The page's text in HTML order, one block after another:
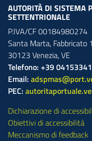
AUTORITÀ DI SISTEMA
SETTENTRIONALE
P.IVA/CF 00184980274
Santa Marta, Fabbricato
30123 Venezia,VE
Telefono: +39
Email:
PEC:
Dichiarazione di
Obiettivi di accessibilità
Meccanismo di feedback